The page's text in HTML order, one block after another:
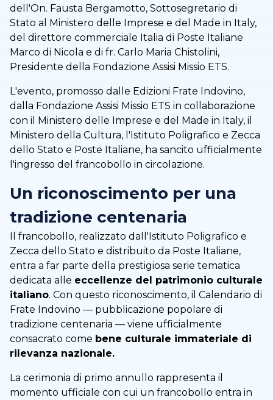
dell'On. Fausta Bergamotto, Sottosegretario di
Stato al Ministero delle Imprese e del Made in Italy,
del direttore commerciale Italia di Poste Italiane
Marco di Nicola e di fr. Carlo Maria Chistolini,
Presidente della Fondazione Assisi Missio ETS.
L'evento, promosso dalle Edizioni Frate Indovino,
dalla Fondazione Assisi Missio ETS in collaborazione
con il Ministero delle Imprese e del Made in Italy, il
Ministero della Cultura, l'Istituto Poligrafico e Zecca
dello Stato e Poste Italiane, ha sancito ufficialmente
l'ingresso del francobollo in circolazione.
Un riconoscimento per una
tradizione centenaria
Il francobollo, realizzato dall'Istituto Poligrafico e
Zecca dello Stato e distribuito da Poste Italiane,
entra a far parte della prestigiosa serie tematica
dedicata alle eccellenze del patrimonio culturale
italiano. Con questo riconoscimento, il Calendario di
Frate Indovino — pubblicazione popolare di
tradizione centenaria — viene ufficialmente
consacrato come bene culturale immateriale di
rilevanza nazionale.
La cerimonia di primo annullo rappresenta il
momento ufficiale con cui un francobollo entra in